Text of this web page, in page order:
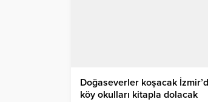
Doğaseverler koşacak
köy okulları kitapla dolacak